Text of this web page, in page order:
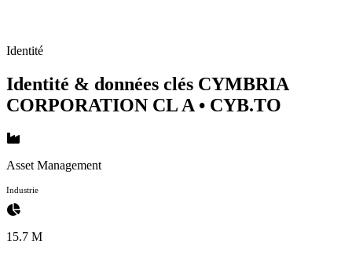
Identité
Identité & données clés CYMBRIA
CORPORATION CL A • CYB.TO
Asset Management
Industrie
15.7 M